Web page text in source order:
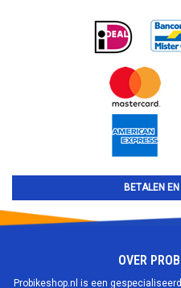
BETALEN
OVER
Probikeshop.nl is een